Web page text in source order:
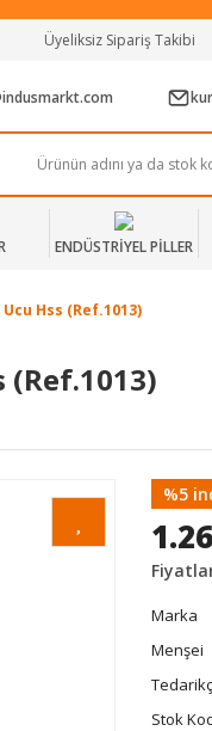
Tüm
Üyeliksiz Sipariş Takibi
ENDÜSTRİYEL PİLLER
Hss (Ref.1013)
(Ref.1013)
%5
Marka
Menşei
Stok